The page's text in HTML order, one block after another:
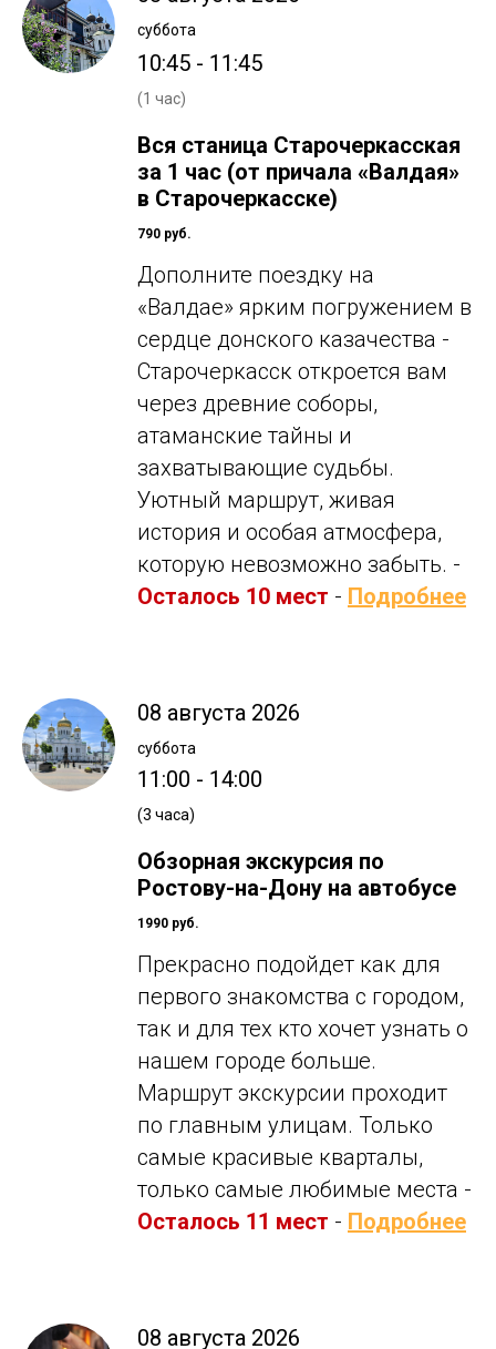
суббота
10:45 - 11:45
(1 час)
Вся станица Старочеркасская
за 1 час (от причала «Валдая»
в Старочеркасске)
790 руб.
Дополните поездку на
«Валдае» ярким погружением в
сердце донского казачества -
Старочеркасск откроется вам
через древние соборы,
атаманские тайны и
захватывающие судьбы.
Уютный маршрут, живая
история и особая атмосфера,
которую невозможно забыть. -
Осталось 10 мест - Подробнее
08 августа 2026
суббота
11:00 - 14:00
(3 часа)
Обзорная экскурсия по
Ростову-на-Дону на автобусе
1990 руб.
Прекрасно подойдет как для
первого знакомства с городом,
так и для тех кто хочет узнать о
нашем городе больше.
Маршрут экскурсии проходит
по главным улицам. Только
самые красивые кварталы,
только самые любимые места -
Осталось 11 мест - Подробнее
08 августа 2026